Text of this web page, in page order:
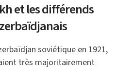
et les différends
soviétique en 1921,
très majoritairement